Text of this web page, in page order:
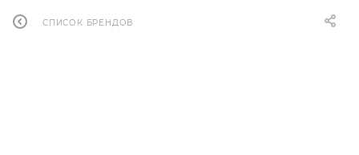
СПИСОК БРЕНДОВ